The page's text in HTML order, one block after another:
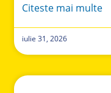
Citeste mai multe
iulie 31, 2026